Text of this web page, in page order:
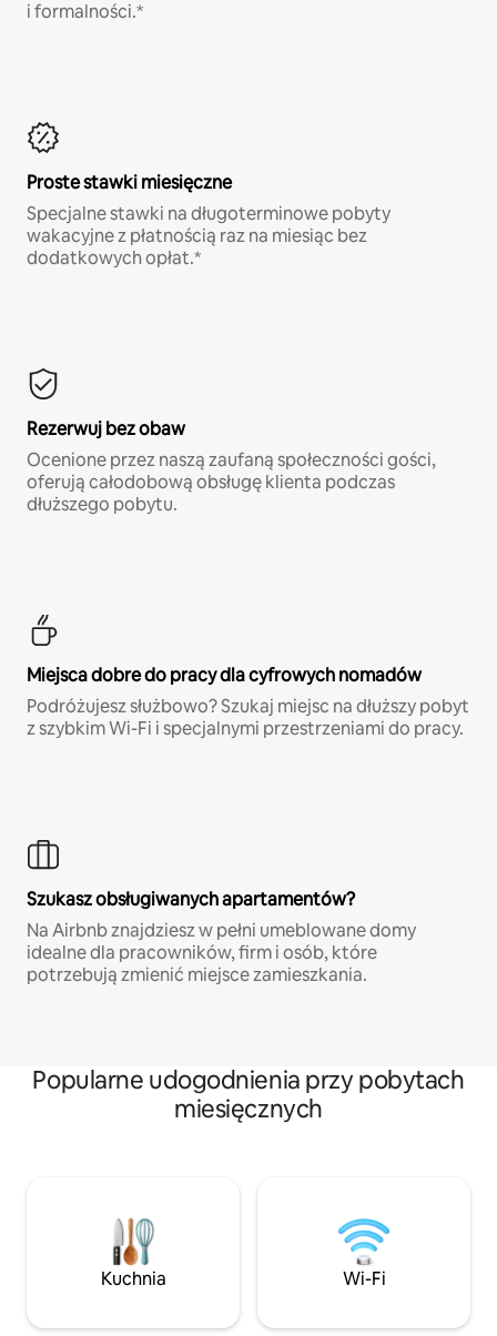
i formalności.*
Proste stawki miesięczne
Specjalne stawki na długoterminowe pobyty
wakacyjne z płatnością raz na miesiąc bez
dodatkowych opłat.*
Rezerwuj bez obaw
Ocenione przez naszą zaufaną społeczności gości,
oferują całodobową obsługę klienta podczas
dłuższego pobytu.
Miejsca dobre do pracy dla cyfrowych nomadów
Podróżujesz służbowo? Szukaj miejsc na dłuższy pobyt
z szybkim Wi-Fi i specjalnymi przestrzeniami do pracy.
Szukasz obsługiwanych apartamentów?
Na Airbnb znajdziesz w pełni umeblowane domy
idealne dla pracowników, firm i osób, które
potrzebują zmienić miejsce zamieszkania.
Popularne udogodnienia przy pobytach
miesięcznych
Kuchnia Wi-Fi